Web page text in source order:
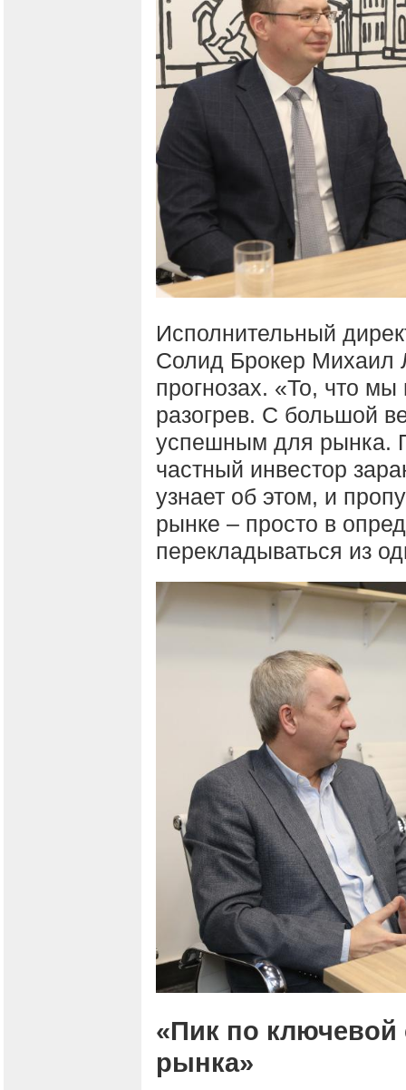
Исполнительный
Солид Брокер Михаил
прогнозах. «То, что
разогрев. С большой
успешным для рынка.
частный инвестор
узнает об этом, и
рынке – просто в
перекладываться из
«Пик по ключевой
рынка»